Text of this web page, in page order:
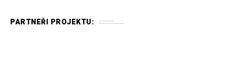
PARTNEŘI PROJEKTU: